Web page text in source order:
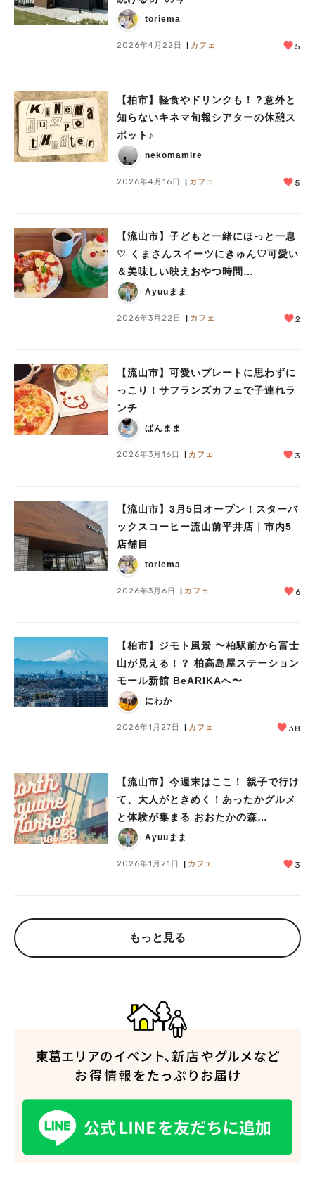
toriema
2026年4月22日 カフェ 5
【柏市】軽食やドリンクも！？意外と
知らないキネマ旬報シアターの休憩ス
ポット♪
nekomamire
2026年4月16日 カフェ 5
【流山市】子どもと一緒にほっと一息
♡ くまさんスイーツにきゅん♡可愛い
＆美味しい映えおやつ時間
『SAFFRON’S CAFE』レポ
Ayuuまま
2026年3月22日 カフェ 2
【流山市】可愛いプレートに思わずに
っこり！サフランズカフェで子連れラ
ンチ
ぱんまま
2026年3月16日 カフェ 3
【流山市】3月5日オープン！スターバ
ックスコーヒー流山前平井店｜市内5
店舗目
toriema
2026年3月6日 カフェ 6
【柏市】ジモト風景 〜柏駅前から富士
山が見える！？ 柏高島屋ステーション
モール新館 BeARIKAへ〜
にわか
2026年1月27日 カフェ 38
【流山市】今週末はここ！ 親子で行け
て、大人がときめく！あったかグルメ
と体験が集まる おおたかの森
「NORTH SQUARE MARKET」
1/24（土）開催
Ayuuまま
2026年1月21日 カフェ 3
もっと見る
#カフェ#スイーツ
#教えたい／教えて投稿記事